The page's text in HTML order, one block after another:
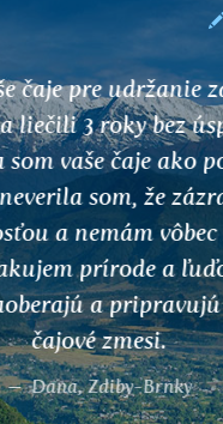
Dobrý deň,
v
NIMBA.
zákrok som
výsledky krvi
Vám